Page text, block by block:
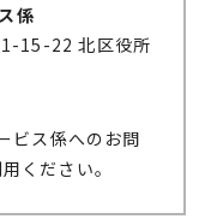
係
15-22 北区役所
ビス係へのお問
ください。